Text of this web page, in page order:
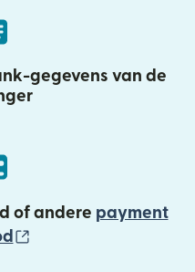
gegevens van de
of andere payment